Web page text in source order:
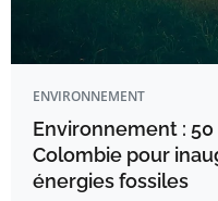
ENVIRONNEMENT
Environnement :
Colombie pour
énergies fossiles